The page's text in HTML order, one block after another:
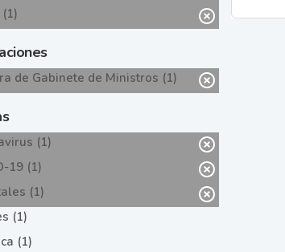
de Gabinete de Ministros (1)
(1)
19 (1)
(1)
(1)
(1)